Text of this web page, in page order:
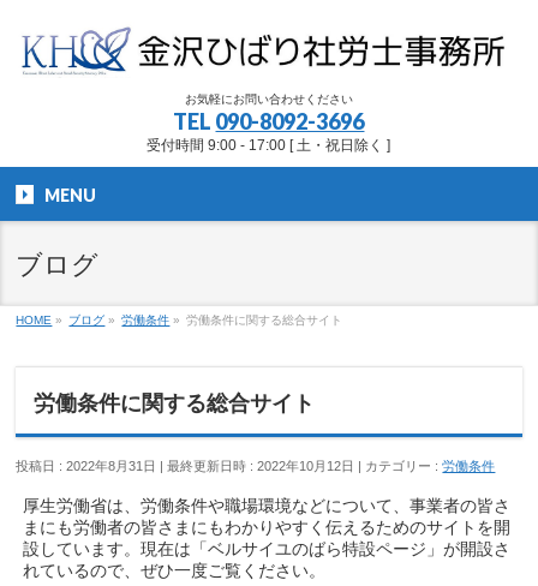
お気軽にお問い合わせください
TEL 090-8092-3696
受付時間 9:00 - 17:00 [ 土・祝日除く ]
MENU
ブログ
HOME » ブログ » 労働条件 » 労働条件に関する総合サイト
労働条件に関する総合サイト
投稿日 : 2022年8月31日 最終更新日時 : 2022年10月12日 カテゴリー :労働条件
厚生労働省は、労働条件や職場環境などについて、事業者の皆さ
まにも労働者の皆さまにもわかりやすく伝えるためのサイトを開
設しています。現在は「ベルサイユのばら特設ページ」が開設さ
れているので、ぜひ一度ご覧ください。